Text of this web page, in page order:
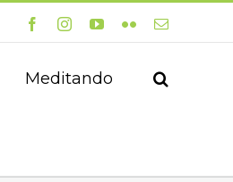
FacebookInstagramYouTube
FlickrCorreo
Meditando